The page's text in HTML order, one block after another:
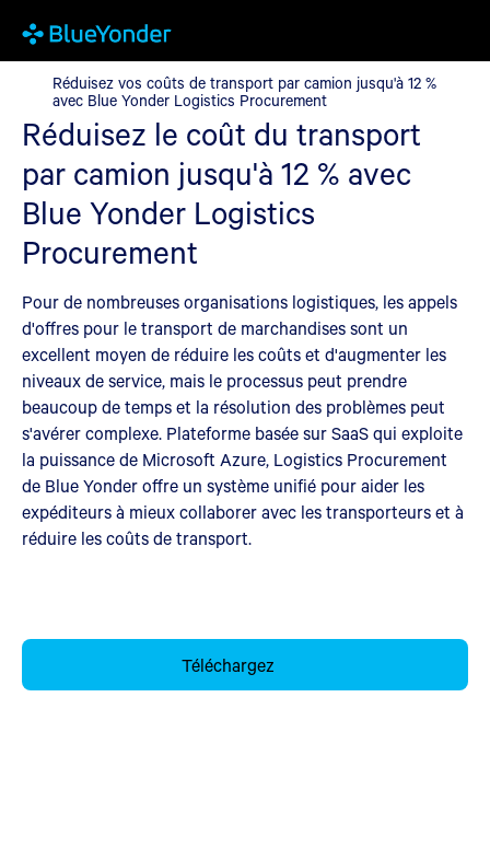
Réduisez vos coûts de transport par camion jusqu'à 12 % avec
Réduisez vos coûts de transport par camion jusqu'à 12 %
avec Blue Yonder Logistics Procurement
Réduisez le coût du transport
par camion jusqu'à 12 % avec
Blue Yonder Logistics
Procurement
Pour de nombreuses organisations logistiques, les appels
d'offres pour le transport de marchandises sont un
excellent moyen de réduire les coûts et d'augmenter les
niveaux de service, mais le processus peut prendre
beaucoup de temps et la résolution des problèmes peut
s'avérer complexe. Plateforme basée sur SaaS qui exploite
la puissance de Microsoft Azure, Logistics Procurement
de Blue Yonder offre un système unifié pour aider les
expéditeurs à mieux collaborer avec les transporteurs et à
réduire les coûts de transport.
Téléchargez